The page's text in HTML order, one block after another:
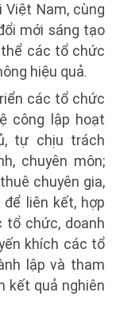
Việt Nam, cùng
mới sáng tạo
thể các tổ chức
hiệu quả.
các tổ chức
công lập hoạt
tự chịu trách
chuyên môn;
chuyên gia,
liên kết, hợp
tổ chức, doanh
khích các tổ
lập và tham
kết quả nghiên